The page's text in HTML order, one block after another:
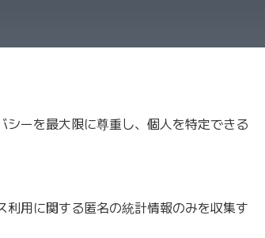
ーを最大限に尊重し、個人を特定できる
用に関する匿名の統計情報のみを収集す